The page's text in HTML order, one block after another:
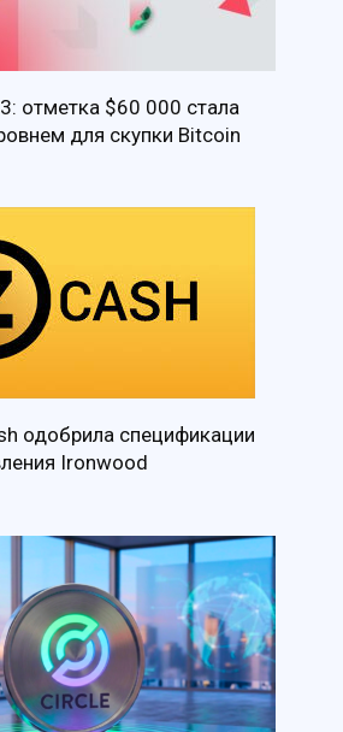
отметка $60 000 стала
для скупки Bitcoin
одобрила спецификации
Ironwood